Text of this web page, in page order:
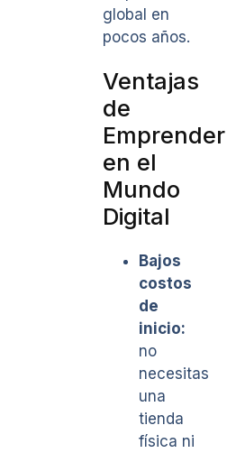
global en
pocos años.
Ventajas
de
Emprender
en el
Mundo
Digital
Bajos
costos
de
inicio:
no
necesitas
una
tienda
física ni